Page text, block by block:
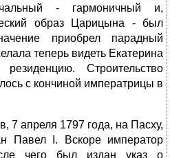
- гармоничный и,
образ Царицына - был
приобрел парадный
теперь видеть Екатерина
Строительство
с кончиной императрицы в
7 апреля 1797 года, на Пасху,
Павел I. Вскоре император
чего был издан указ о